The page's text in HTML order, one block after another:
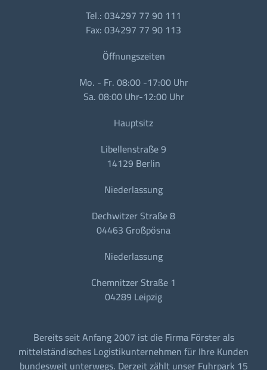
Tel.: 034297 77 90 111
Fax: 034297 77 90 113
Öffnungszeiten
Mo. - Fr. 08:00 -17:00 Uhr
Sa. 08:00 Uhr-12:00 Uhr
Hauptsitz
Libellenstraße 9
14129 Berlin
Niederlassung
Dechwitzer Straße 8
04463 Großpösna
Niederlassung
Chemnitzer Straße 1
04289 Leipzig
Bereits seit Anfang 2007 ist die Firma Förster als
mittelständisches Logistikunternehmen für Ihre Kunden
bundesweit unterwegs. Derzeit zählt unser Fuhrpark 15